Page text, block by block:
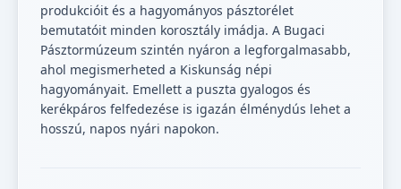
produkcióit és a hagyományos pásztorélet
bemutatóit minden korosztály imádja. A Bugaci
Pásztormúzeum szintén nyáron a legforgalmasabb,
ahol megismerheted a Kiskunság népi
hagyományait. Emellett a puszta gyalogos és
kerékpáros felfedezése is igazán élménydús lehet a
hosszú, napos nyári napokon.